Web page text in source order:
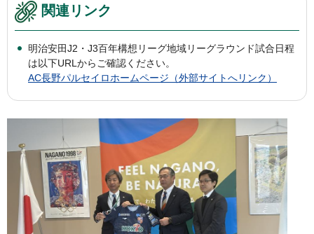
関連リンク
明治安田J2・J3百年構想リーグ地域リーグラウンド試合日程
は以下URLからご確認ください。
AC長野パルセイロホームページ（外部サイトへリンク）